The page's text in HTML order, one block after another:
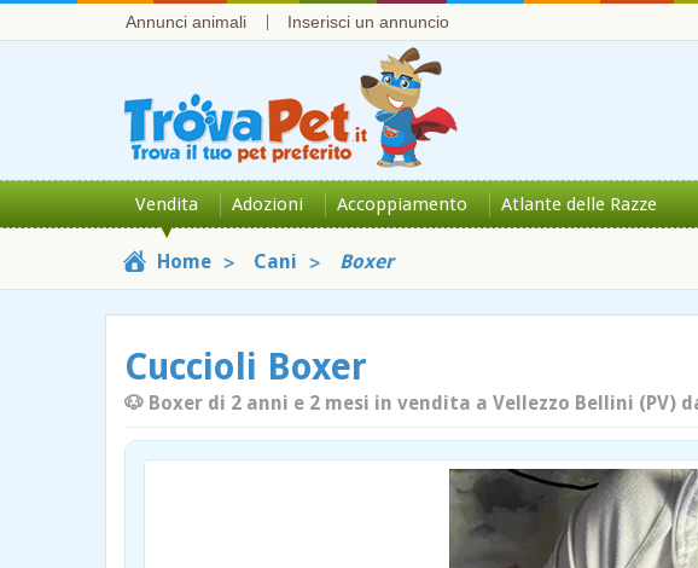
Annunci animali Inserisci un annuncio
Vendita Adozioni Accoppiamento Atlante delle Razze
Home Cani Boxer
Cuccioli Boxer
🐶 Boxer di 2 anni e 2 mesi in vendita a Vellezzo Bellini (PV)